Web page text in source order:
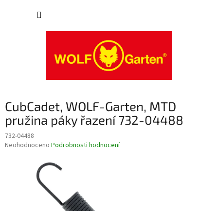
CubCadet, WOLF-Garten, MTD
pružina páky řazení 732-04488
732-04488
Průměrné
Neohodnoceno Podrobnosti hodnocení